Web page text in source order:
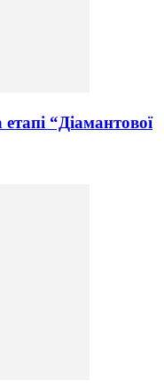
“Діамантової